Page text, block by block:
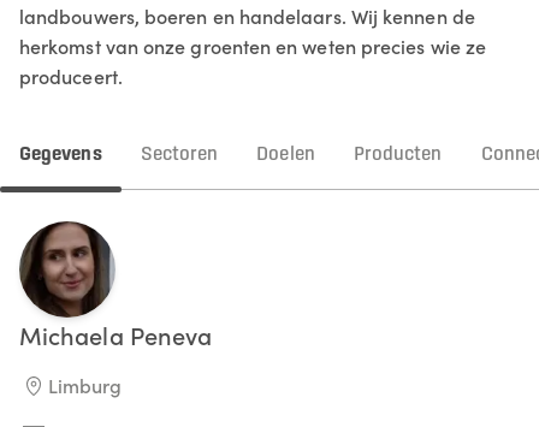
landbouwers, boeren en handelaars. Wij kennen de
herkomst van onze groenten en weten precies wie ze
produceert.
Gegevens Sectoren Doelen Producten
Michaela Peneva
Limburg